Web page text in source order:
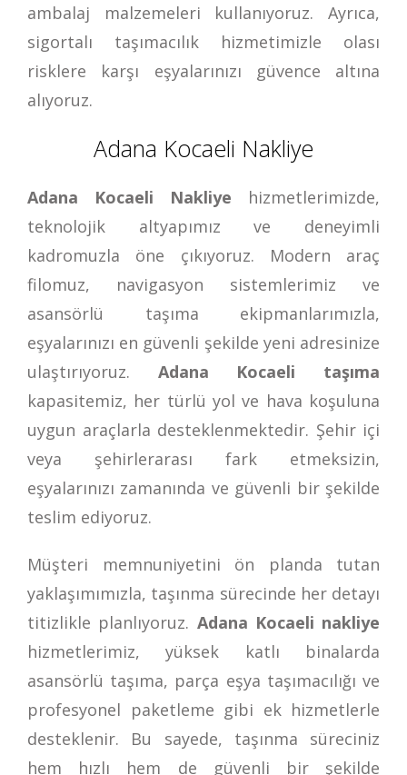
ambalaj malzemeleri kullanıyoruz. Ayrıca,
sigortalı taşımacılık hizmetimizle olası
risklere karşı eşyalarınızı güvence altına
alıyoruz.
Adana Kocaeli Nakliye
Adana Kocaeli Nakliye hizmetlerimizde,
teknolojik altyapımız ve deneyimli
kadromuzla öne çıkıyoruz. Modern araç
filomuz, navigasyon sistemlerimiz ve
asansörlü taşıma ekipmanlarımızla,
eşyalarınızı en güvenli şekilde yeni adresinize
ulaştırıyoruz. Adana Kocaeli taşıma
kapasitemiz, her türlü yol ve hava koşuluna
uygun araçlarla desteklenmektedir. Şehir içi
veya şehirlerarası fark etmeksizin,
eşyalarınızı zamanında ve güvenli bir şekilde
teslim ediyoruz.
Müşteri memnuniyetini ön planda tutan
yaklaşımımızla, taşınma sürecinde her detayı
titizlikle planlıyoruz. Adana Kocaeli nakliye
hizmetlerimiz, yüksek katlı binalarda
asansörlü taşıma, parça eşya taşımacılığı ve
profesyonel paketleme gibi ek hizmetlerle
desteklenir. Bu sayede, taşınma süreciniz
hem hızlı hem de güvenli bir şekilde